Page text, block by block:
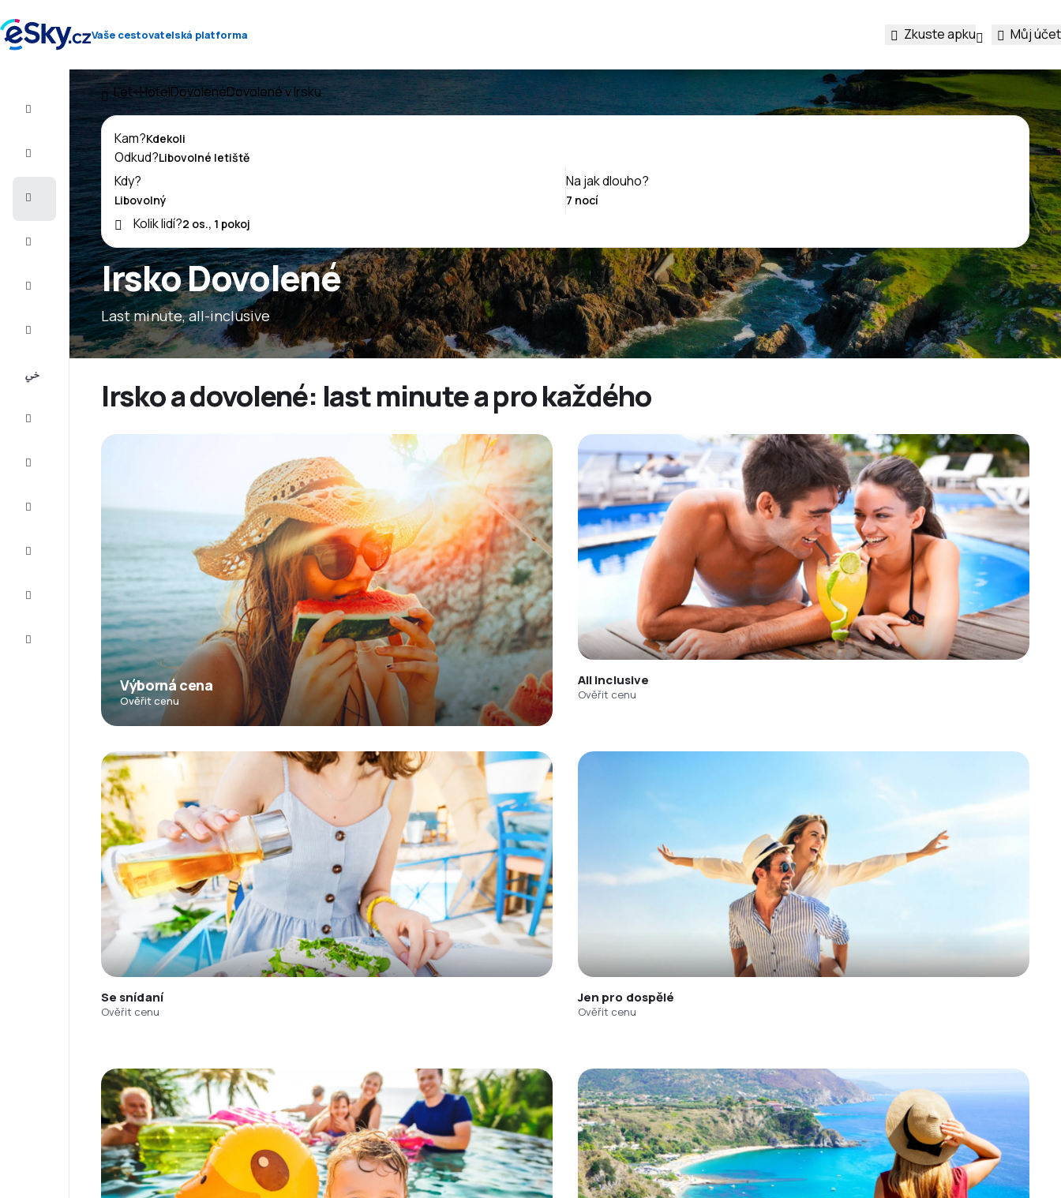
Vaše cestovatelská platforma Zkuste apku Můj účet
Let+Hotel
Dovolená
2026/27
Let+HotelDovolenéDovolené v Irsku
Irsko Dovolené
Last minute, all-inclusive
Kam?
Odkud?
Kdy?
Na jak dlouho?
Kolik lidí?
Irsko a dovolené: last minute a pro každého
Výborná cena
Ověřit cenu
All inclusive
Ověřit cenu
Se snídaní
Ověřit cenu
Jen pro dospělé
Ověřit cenu